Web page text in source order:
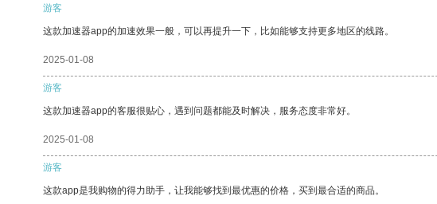
游客
这款加速器app的加速效果一般，可以再提升一下，比如能够支持更多地区的线路。
2025-01-08
游客
这款加速器app的客服很贴心，遇到问题都能及时解决，服务态度非常好。
2025-01-08
游客
这款app是我购物的得力助手，让我能够找到最优惠的价格，买到最合适的商品。